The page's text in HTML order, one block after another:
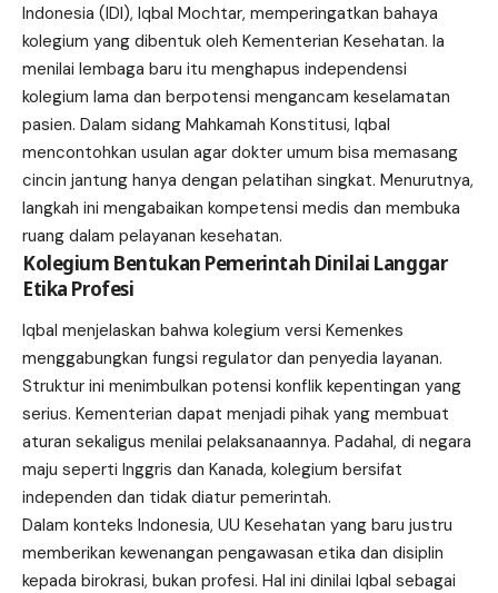
Indonesia (IDI), Iqbal Mochtar, memperingatkan bahaya
kolegium yang dibentuk oleh Kementerian Kesehatan. Ia
menilai lembaga baru itu menghapus independensi
kolegium lama dan berpotensi mengancam keselamatan
pasien. Dalam sidang Mahkamah Konstitusi, Iqbal
mencontohkan usulan agar dokter umum bisa memasang
cincin jantung hanya dengan pelatihan singkat. Menurutnya,
langkah ini mengabaikan kompetensi medis dan membuka
ruang dalam pelayanan kesehatan.
Kolegium Bentukan Pemerintah Dinilai Langgar
Etika Profesi
Iqbal menjelaskan bahwa kolegium versi Kemenkes
menggabungkan fungsi regulator dan penyedia layanan.
Struktur ini menimbulkan potensi konflik kepentingan yang
serius. Kementerian dapat menjadi pihak yang membuat
aturan sekaligus menilai pelaksanaannya. Padahal, di negara
maju seperti Inggris dan Kanada, kolegium bersifat
independen dan tidak diatur pemerintah.
Dalam konteks Indonesia, UU Kesehatan yang baru justru
memberikan kewenangan pengawasan etika dan disiplin
kepada birokrasi, bukan profesi. Hal ini dinilai Iqbal sebagai